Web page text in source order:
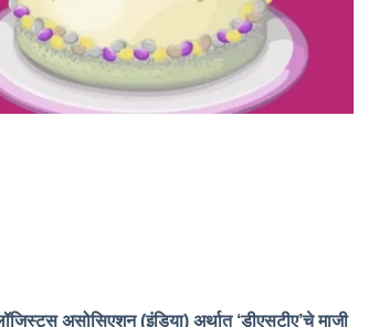
असोसिएशन (इंडिया) अर्थात ‘डीएसटीए’चे माजी